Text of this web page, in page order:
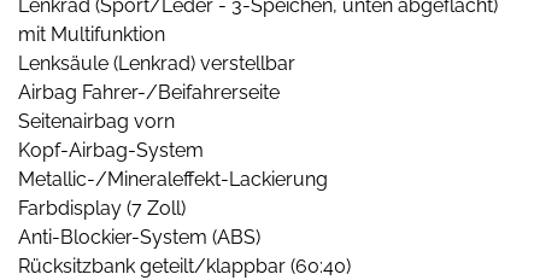
Lenkrad (Sport/Leder - 3-Speichen, unten abgeflacht)
mit Multifunktion
Lenksäule (Lenkrad) verstellbar
Airbag Fahrer-/Beifahrerseite
Seitenairbag vorn
Kopf-Airbag-System
Metallic-/Mineraleffekt-Lackierung
Farbdisplay (7 Zoll)
Anti-Blockier-System (ABS)
Rücksitzbank geteilt/klappbar (60:40)